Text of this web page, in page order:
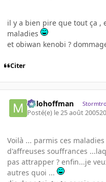
il y a bien pire que tout ça ,
maladies
et obiwan kenobi ?
Citer
milohoffman
Posté(e) le 25 août 2005
Voilà ... parmis ces
d'affreuses souffrances
pas attrapper ? enfin...je
autres quoi ...